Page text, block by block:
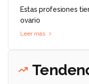
Estas profesiones
ovario
Leer más